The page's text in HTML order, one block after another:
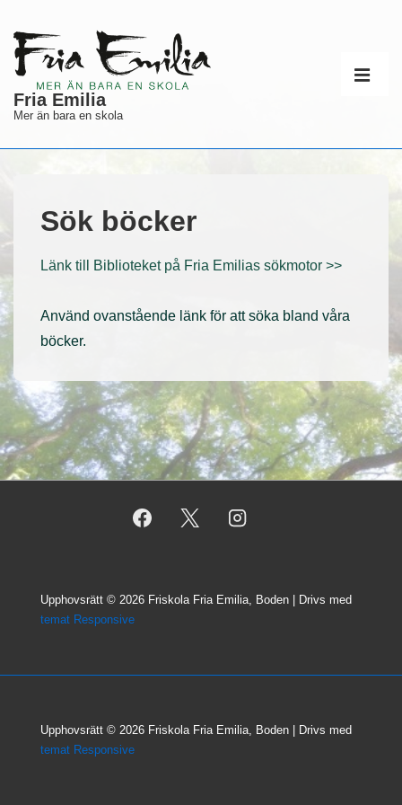
Hoppa
huvudinnehåll
Fria Emilia
Mer än bara en skola
Sök böcker
Länk till Biblioteket på Fria Emilias sökmotor >>
Använd ovanstående länk för att söka bland våra
böcker.
Upphovsrätt © 2026 Friskola Fria Emilia, Boden
| Drivs med
temat Responsive
Upphovsrätt © 2026 Friskola Fria Emilia, Boden
| Drivs med
temat Responsive